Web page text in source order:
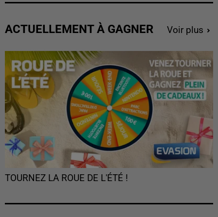
ACTUELLEMENT À GAGNER Voir plus
TOURNEZ LA ROUE DE L'ÉTÉ !